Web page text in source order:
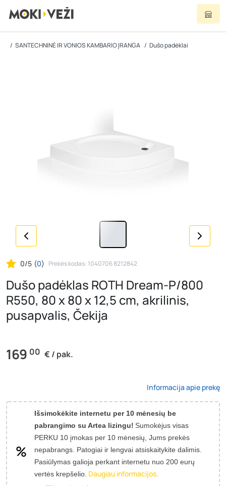
SANTECHNINĖ IR VONIOS KAMBARIO ĮRANGA Dušo padėklai
0/5 (0) Prekės kodas: 1040706 8212842
Dušo padėklas ROTH Dream-P/800
R550, 80 x 80 x 12,5 cm, akrilinis,
pusapvalis, Čekija
169 00 € / pak.
Informacija apie prekę
Išsimokėkite internetu per 10 mėnesių be
pabrangimo su Artea lizingu! Sumokėjus visas
PERKU 10 įmokas per 10 mėnesių, Jums prekės
nepabrangs. Patogiai ir lengvai atsiskaitykite dalimis.
Pasiūlymas galioja perkant internetu nuo 200 eurų
vertės krepšelio. Daugiau informacijos.